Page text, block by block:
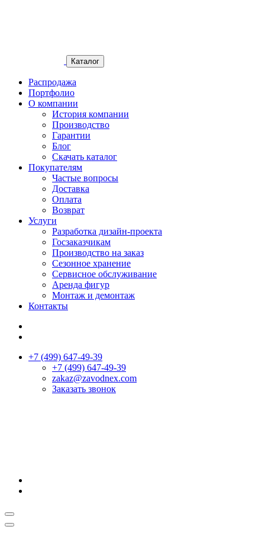
Каталог
Распродажа
Портфолио
О компании
История компании
Производство
Гарантии
Блог
Скачать каталог
Покупателям
Частые вопросы
Доставка
Оплата
Возврат
Услуги
Разработка дизайн-проекта
Госзаказчикам
Производство на заказ
Сезонное хранение
Сервисное обслуживание
Аренда фигур
Монтаж и демонтаж
Контакты
+7 (499) 647-49-39
+7 (499) 647-49-39
zakaz@zavodnex.сom
Заказать звонок